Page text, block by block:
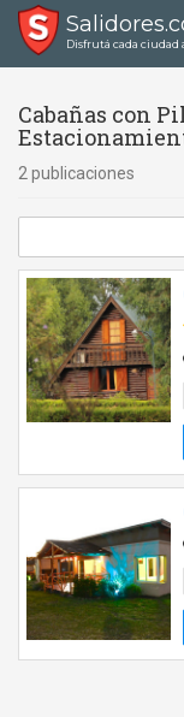
Disfrutá cada
Cabañas con
2 publicaciones